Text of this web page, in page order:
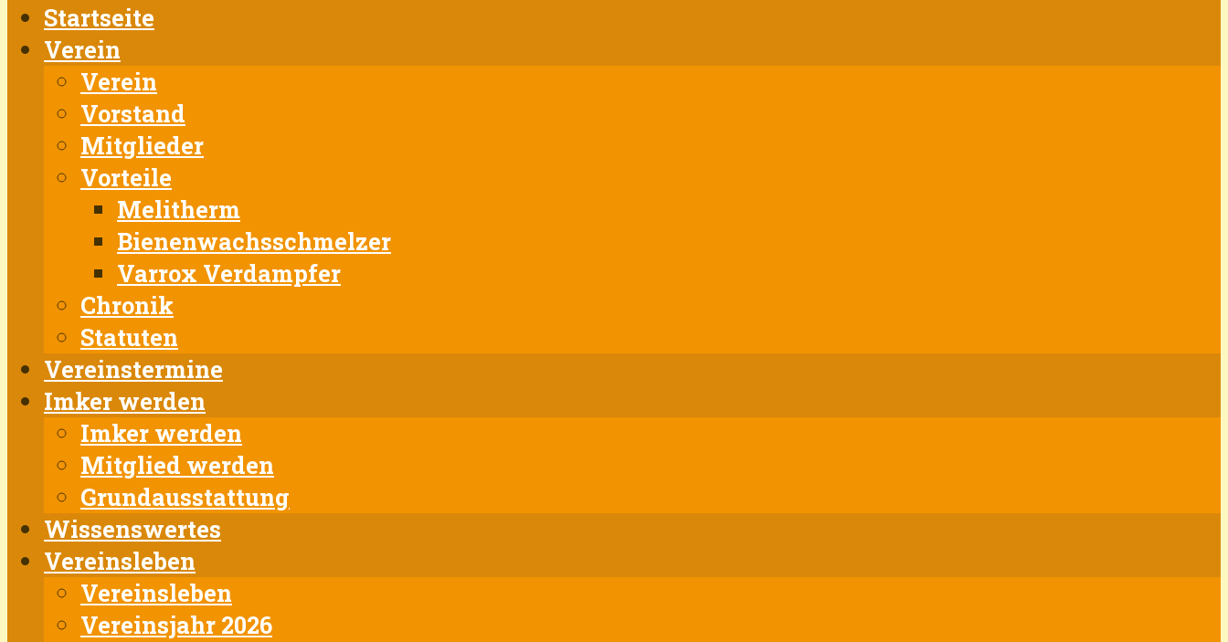
Startseite
Verein
Verein
Vorstand
Mitglieder
Vorteile
Melitherm
Bienenwachsschmelzer
Varrox Verdampfer
Chronik
Statuten
Vereinstermine
Imker werden
Imker werden
Mitglied werden
Grundausstattung
Wissenswertes
Vereinsleben
Vereinsleben
Vereinsjahr 2026